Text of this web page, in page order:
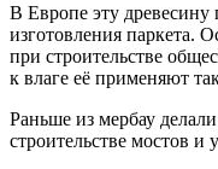
В Европе эту
изготовления паркета.
при строительстве
к влаге её применяют
Раньше из мербау
строительстве мостов и